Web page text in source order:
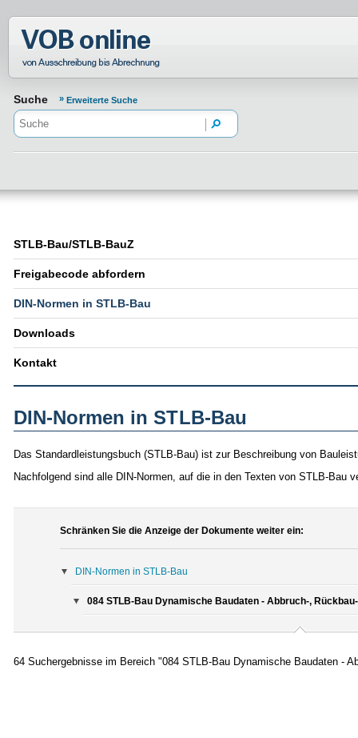
Normenportal Barrierefreiheit
Suche Erweiterte Suche
STLB-Bau/STLB-BauZ
Freigabecode abfordern
DIN-Normen in STLB-Bau
Downloads
Kontakt
DIN-Normen in STLB-Bau
Das Standardleistungsbuch (STLB-Bau) ist zur Beschreibung von
Nachfolgend sind alle DIN-Normen, auf die in den Texten von STLB-
Schränken Sie die Anzeige der Dokumente weiter ein:
DIN-Normen in STLB-Bau
084 STLB-Bau Dynamische Baudaten - Abbruch-,
64 Suchergebnisse im Bereich "084 STLB-Bau Dynamische Baudaten -